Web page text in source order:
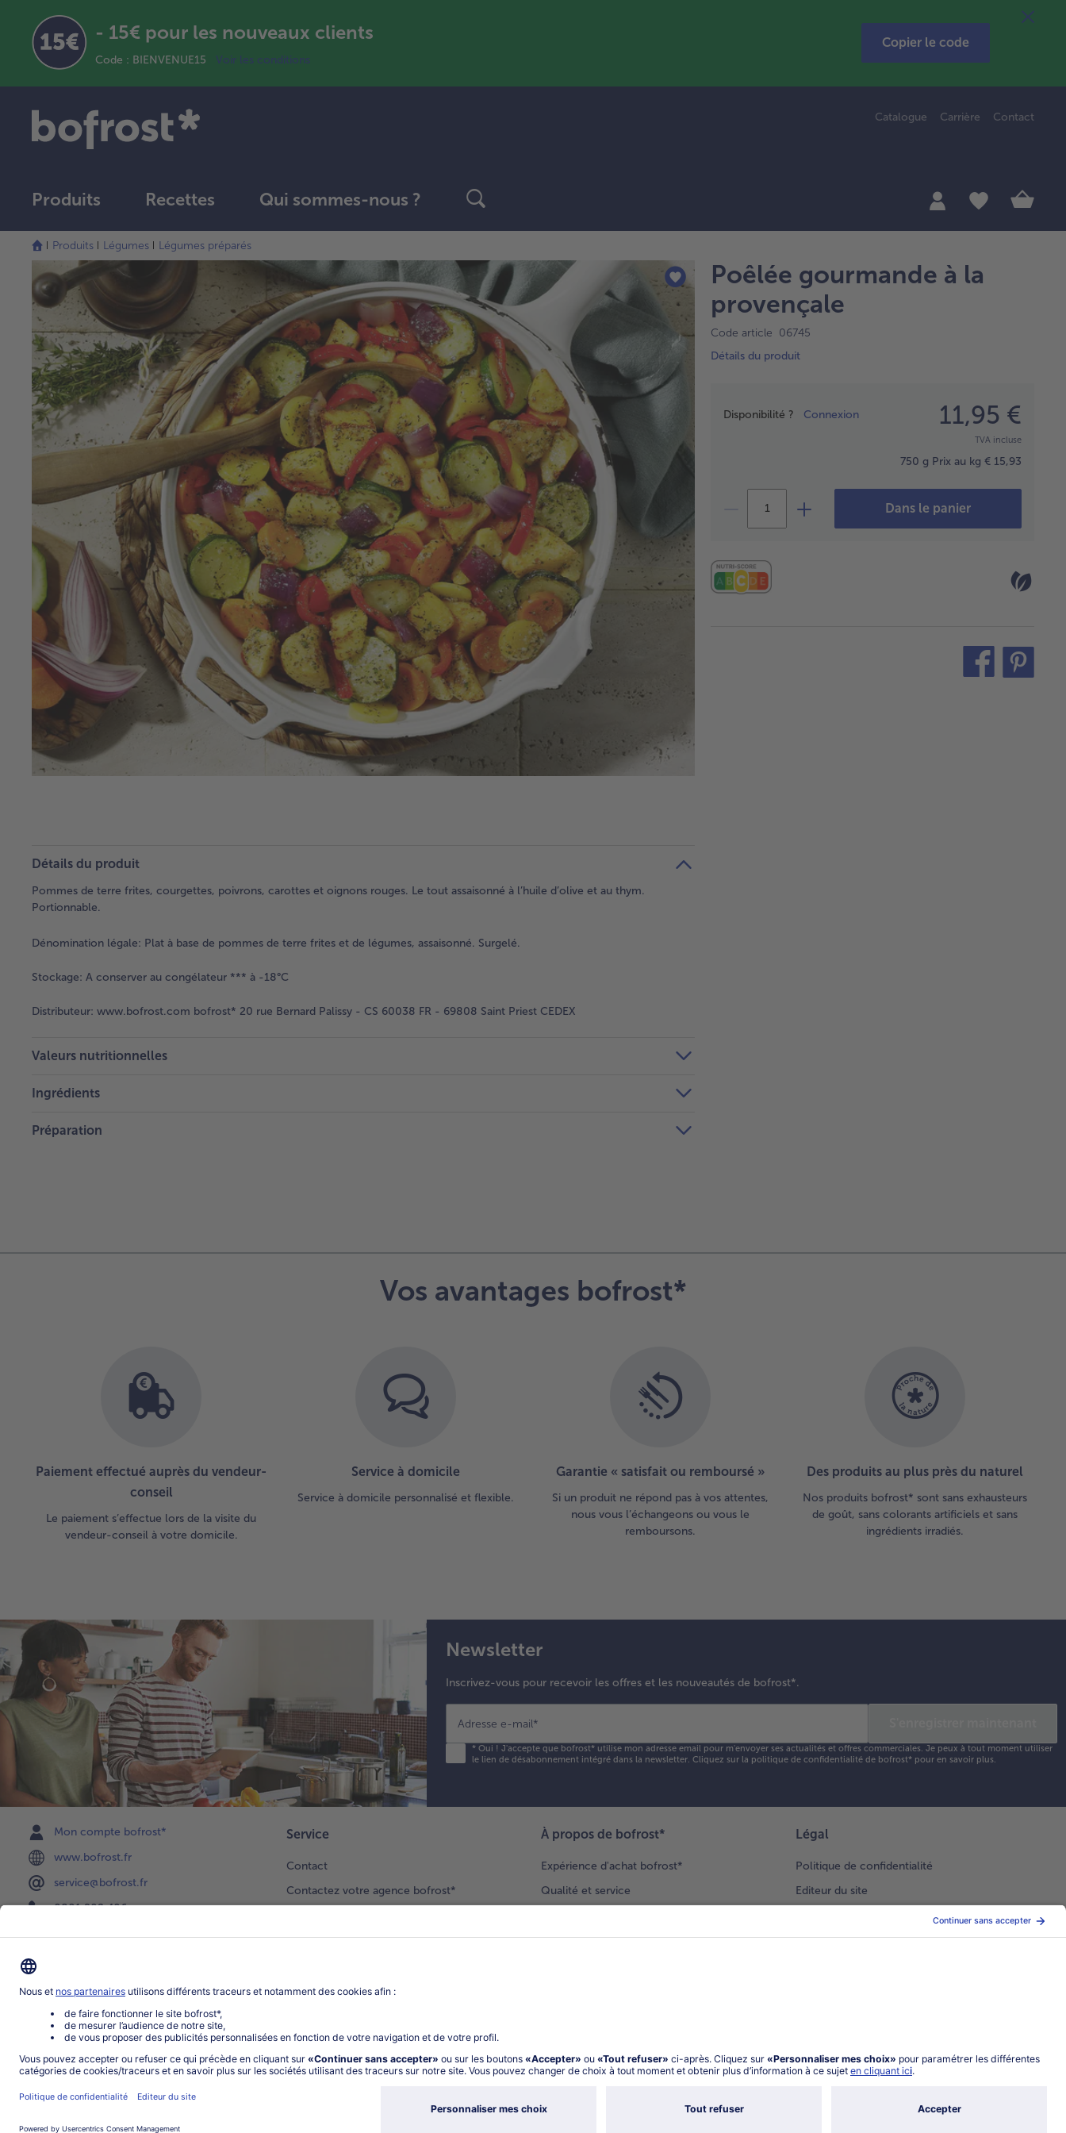
- 15€ pour les nouveaux clients
Code : BIENVENUE15 Voir les conditions
Copier le code
Catalogue Carrière Contact
Produits Recettes Qui sommes-nous ?
Produits Légumes Légumes préparés
Poêlée gourmande à la
provençale
Code article 06745
Détails du produit
Disponibilité ? Connexion 11,95 €
TVA incluse
750 g Prix au kg € 15,93
Dans le panier
teilen
Détails du produit
Pommes de terre frites, courgettes, poivrons, carottes et oignons rouges. Le tout assaisonné à l’huile d’olive et au thym.
Portionnable.
Dénomination légale: Plat à base de pommes de terre frites et de légumes, assaisonné. Surgelé.
Stockage: A conserver au congélateur *** à -18°C
Distributeur: www.bofrost.com bofrost* 20 rue Bernard Palissy - CS 60038 FR - 69808 Saint Priest CEDEX
Valeurs nutritionnelles
Ingrédients
Préparation
Vos avantages bofrost*
Paiement effectué auprès du vendeur-
conseil
Le paiement s’effectue lors de la visite du
vendeur-conseil à votre domicile.
Service à domicile
Service à domicile personnalisé et flexible.
Garantie « satisfait ou remboursé »
Si un produit ne répond pas à vos attentes,
nous vous l’échangeons ou vous le
remboursons.
Des produits au plus près du naturel
Nos produits bofrost* sont sans exhausteurs
de goût, sans colorants artificiels et sans
ingrédients irradiés.
Newsletter
Inscrivez-vous pour recevoir les offres et les nouveautés de bofrost*.
Adresse e-mail*
*Oui ! J'accepte que bofrost* utilise mon adresse email pour m'envoyer ses actualités et offres commerciales. Je peux à tout moment utiliser
le lien de désabonnement intégré dans la newsletter. Cliquez sur la politique de confidentialitéde bofrost* pour en savoir plus.
Mon compte bofrost*
www.bofrost.fr
service@bofrost.fr
0801 902 406
Service
Contact
Contactez votre agence bofrost*
Newsletter
Notre catalogue
Application
Parrainage
À propos de bofrost*
Expérience d'achat bofrost*
Qualité et service
Nouveaux clients
Légal
Politique de confidentialité
Editeur du site
Conditions générales de vente
Conditions générales catalogue en ligne